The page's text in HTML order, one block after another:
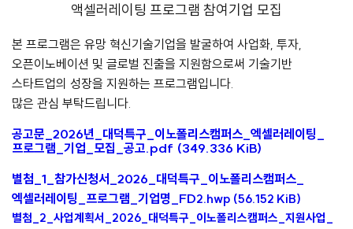
액셀러레이팅 프로그램 참여기업 모집
본 프로그램은 유망 혁신기술기업을 발굴하여 사업화, 투자,
오픈이노베이션 및 글로벌 진출을 지원함으로써 기술기반
스타트업의 성장을 지원하는 프로그램입니다.
많은 관심 부탁드립니다.
공고문_2026년_대덕특구_이노폴리스캠퍼스_엑셀러레이팅_
프로그램_기업_모집_공고.pdf (349.336 KiB)
별첨_1_참가신청서_2026_대덕특구_이노폴리스캠퍼스_
엑셀러레이팅_프로그램_기업명_FD2.hwp (56.152 KiB)
별첨_2_사업계획서_2026_대덕특구_이노폴리스캠퍼스_지원사업_